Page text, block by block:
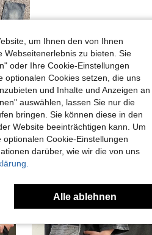
um Ihnen den von Ihnen
zu bieten. Sie
oder Ihre Cookie-Einstellungen
optionalen Cookies setzen, die uns
und Inhalte und Anzeigen an
auswählen, lassen Sie nur die
bringen. Sie können diese in den
Website beeinträchtigen kann. Um
Cookie-Einstellungen
darüber, wie wir die von uns
Alle ablehnen